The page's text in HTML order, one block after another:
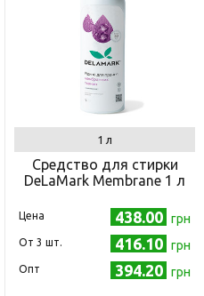
1 л
Средство для стирки
DeLaMark Membrane 1 л
Цена 438.00 грн
Oт 3 шт. 416.10 грн
Опт 394.20 грн